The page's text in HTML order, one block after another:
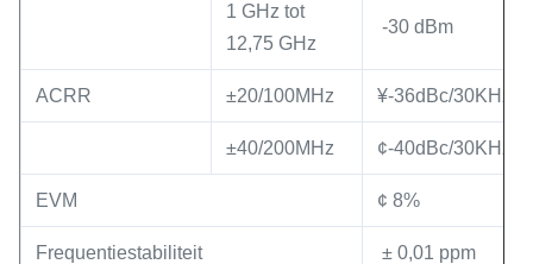
1 GHz tot
12,75 GHz
️ -30 dBm
ACRR ±20/100MHz ¥-36dBc/30KHz
±40/200MHz ¢-40dBc/30KHz
EVM ¢ 8%
Frequentiestabiliteit ️ ± 0,01 ppm